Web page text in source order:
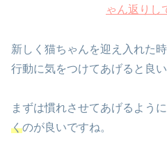
ゃん返りし
新しく猫ちゃんを迎え入れた
行動に気をつけてあげると良い
まずは慣れさせてあげるように
くのが良いですね。